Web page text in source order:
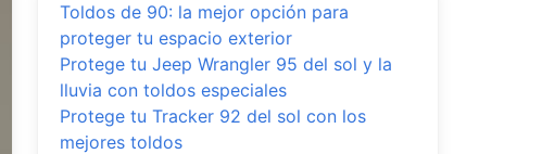
Toldos de 90: la mejor opción para
proteger tu espacio exterior
Protege tu Jeep Wrangler 95 del sol y la
lluvia con toldos especiales
Protege tu Tracker 92 del sol con los
mejores toldos